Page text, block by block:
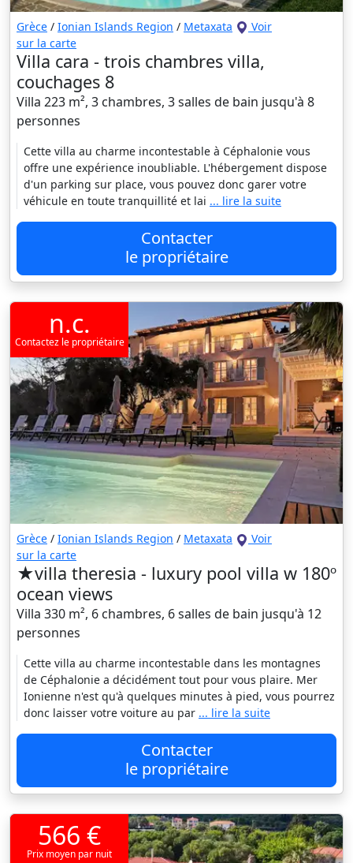
Grèce / Ionian Islands Region / Metaxata
Voir
sur la carte
Villa cara - trois chambres villa,
couchages 8
Villa 223 m², 3 chambres, 3 salles de bain jusqu'à 8
personnes
Cette villa au charme incontestable à Céphalonie vous
offre une expérience inoubliable. L'hébergement dispose
d'un parking sur place, vous pouvez donc garer votre
véhicule en toute tranquillité et lai ... lire la suite
Contacter
le propriétaire
n.c.
Contactez le propriétaire
Grèce / Ionian Islands Region / Metaxata
Voir
sur la carte
★villa theresia - luxury pool villa w 180º
ocean views
Villa 330 m², 6 chambres, 6 salles de bain jusqu'à 12
personnes
Cette villa au charme incontestable dans les montagnes
de Céphalonie a décidément tout pour vous plaire. Mer
Ionienne n'est qu'à quelques minutes à pied, vous pourrez
donc laisser votre voiture au par ... lire la suite
Contacter
le propriétaire
566 €
Prix moyen par nuit